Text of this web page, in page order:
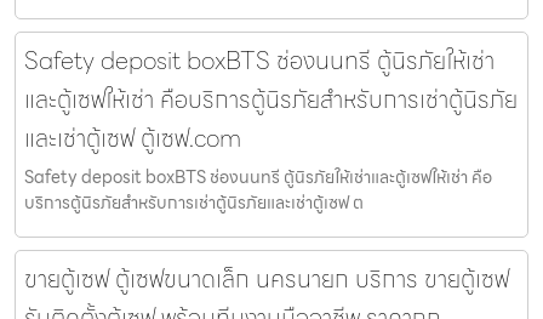
Safety deposit boxBTS ช่องนนทรี ตู้นิรภัยให้เช่า
และตู้เซฟให้เช่า คือบริการตู้นิรภัยสำหรับการเช่าตู้นิรภัย
และเช่าตู้เซฟ ตู้เซฟ.com
Safety deposit boxBTS ช่องนนทรี ตู้นิรภัยให้เช่าและตู้เซฟให้เช่า คือ
บริการตู้นิรภัยสำหรับการเช่าตู้นิรภัยและเช่าตู้เซฟ ต
ขายตู้เซฟ ตู้เซฟขนาดเล็ก นครนายก บริการ ขายตู้เซฟ